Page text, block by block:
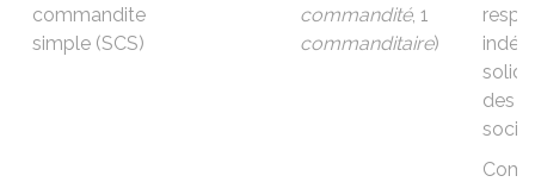
commandite
simple (SCS)
commandité, 1
commanditaire)
des